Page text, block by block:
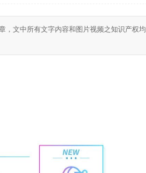
，文中所有文字内容和图片视频之知识产权均